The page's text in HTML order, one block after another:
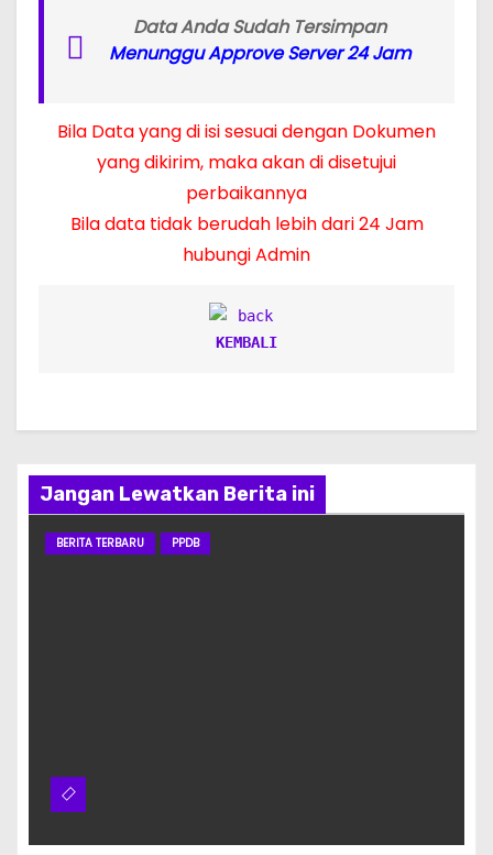
Data Anda Sudah Tersimpan
Menunggu Approve Server 24 Jam
Bila Data yang di isi sesuai dengan Dokumen
yang dikirim, maka akan di disetujui
perbaikannya
Bila data tidak berudah lebih dari 24 Jam
hubungi Admin
KEMBALI
Jangan Lewatkan Berita ini
BERITA TERBARU PPDB